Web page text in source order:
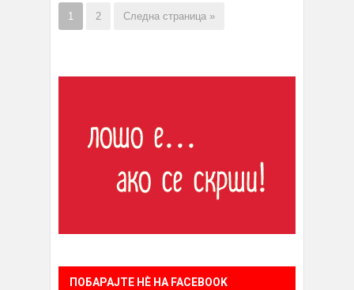
1 2 Следна страница »
ПОБАРАЈТЕ НÈ НА FACEBOOK